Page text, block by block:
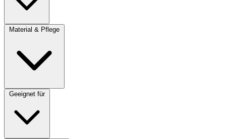
Material & Pflege
Geeignet für